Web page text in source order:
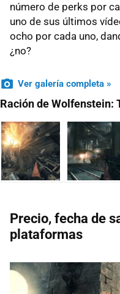
número de perks por
uno de sus últimos
ocho por cada uno,
¿no?
Ver galería completa »
Ración de Wolfenstein:
Precio, fecha de
plataformas